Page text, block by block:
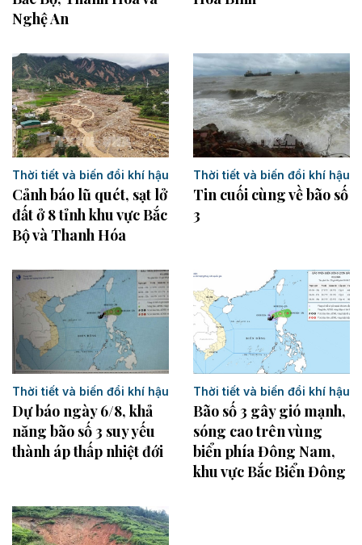
Nghệ An
Thời tiết và biến đổi khí hậu
Cảnh báo lũ quét, sạt lở
đất ở 8 tỉnh khu vực Bắc
Bộ và Thanh Hóa
Thời tiết và biến đổi khí hậu
Tin cuối cùng về bão số
3
Thời tiết và biến đổi khí hậu
Dự báo ngày 6/8, khả
năng bão số 3 suy yếu
thành áp thấp nhiệt đới
Thời tiết và biến đổi khí hậu
Bão số 3 gây gió mạnh,
sóng cao trên vùng
biển phía Đông Nam,
khu vực Bắc Biển Đông